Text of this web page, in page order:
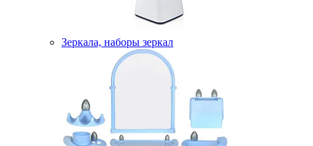
Зеркала, наборы зеркал